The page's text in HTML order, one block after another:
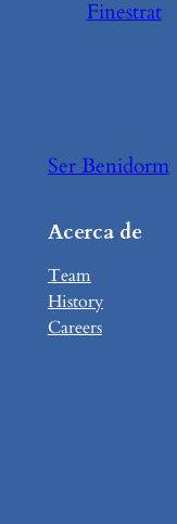
Finestrat
Ser Benidorm
Acerca de
Team
History
Careers